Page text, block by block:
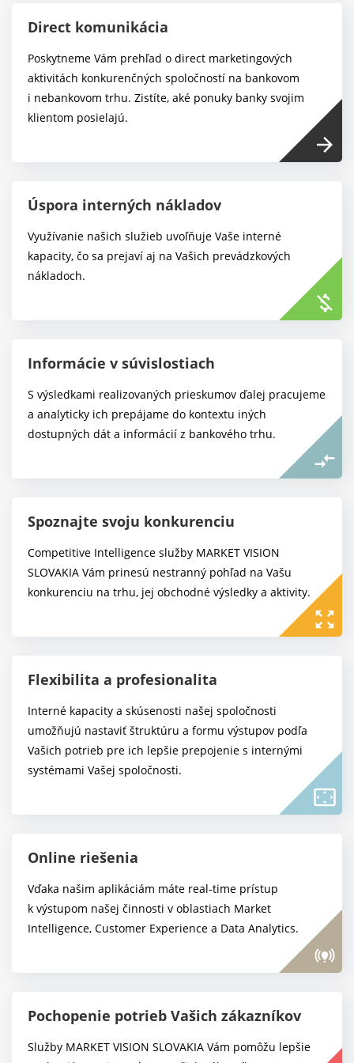
Direct komunikácia
Poskytneme Vám prehľad o direct marketingových
aktivitách konkurenčných spoločností na bankovom
i nebankovom trhu. Zistíte, aké ponuky banky svojim
klientom posielajú.
arrow_forward
Úspora interných nákladov
Využívanie našich služieb uvoľňuje Vaše interné
kapacity, čo sa prejaví aj na Vašich prevádzkových
nákladoch.
money_off
Informácie v súvislostiach
S výsledkami realizovaných prieskumov ďalej pracujeme
a analyticky ich prepájame do kontextu iných
dostupných dát a informácií z bankového trhu.
compare_arrows
Spoznajte svoju konkurenciu
Competitive Intelligence služby MARKET VISION
SLOVAKIA Vám prinesú nestranný pohľad na Vašu
konkurenciu na trhu, jej obchodné výsledky a aktivity.
zoom_out_map
Flexibilita a profesionalita
Interné kapacity a skúsenosti našej spoločnosti
umožňujú nastaviť štruktúru a formu výstupov podľa
Vašich potrieb pre ich lepšie prepojenie s internými
systémami Vašej spoločnosti.
settings_overscan
Online riešenia
Vďaka našim aplikáciám máte real-time prístup
k výstupom našej činnosti v oblastiach Market
Intelligence, Customer Experience a Data Analytics.
online_prediction
Pochopenie potrieb Vašich zákazníkov
Služby MARKET VISION SLOVAKIA Vám pomôžu lepšie